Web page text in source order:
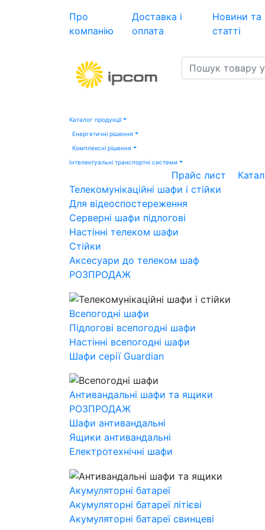
Про
компанію
Доставка і
оплата
Новини та
статті
Каталог продукції
Енергетичні рішення
Комплексні рішення
Інтелектуальні транспортні системи
Прайс лист
Телекомунікаційні шафи і стійки
Для відеоспостереження
Серверні шафи підлогові
Настінні телеком шафи
Стійки
Аксесуари до телеком шаф
РОЗПРОДАЖ
Всепогодні шафи
Підлогові всепогодні шафи
Настінні всепогодні шафи
Шафи серії Guardian
Антивандальні шафи та ящики
РОЗПРОДАЖ
Шафи антивандальні
Ящики антивандальні
Електротехнічні шафи
Акумуляторні батареї
Акумуляторні батареї літієві
Акумуляторні батареї свинцеві